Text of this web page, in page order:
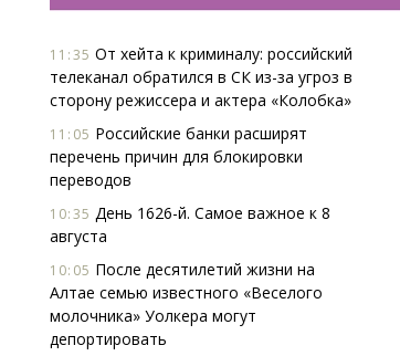
11:35 От хейта к криминалу: российский
телеканал обратился в СК из-за угроз в
сторону режиссера и актера «Колобка»
11:05 Российские банки расширят
перечень причин для блокировки
переводов
10:35 День 1626-й. Самое важное к 8
августа
10:05 После десятилетий жизни на
Алтае семью известного «Веселого
молочника» Уолкера могут
депортировать